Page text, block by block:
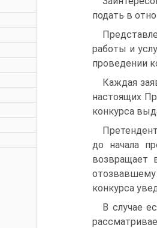
подать в
работы и
проведении
Каждая
настоящих
конкурса
до начала
возвращает
конкурса
В случае